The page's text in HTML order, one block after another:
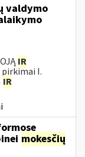
valdymo
IR
pirkimai I.
IR
mokesčių